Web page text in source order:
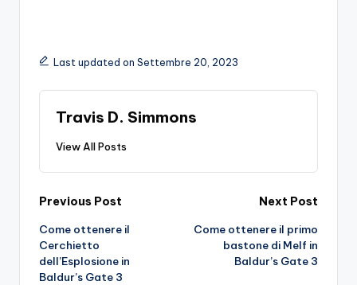
Last updated on Settembre 20, 2023
Travis D. Simmons
View All Posts
Post
navigation
Previous Post
Come ottenere il
Cerchietto
dell’Esplosione in
Baldur’s Gate 3
Next Post
Come ottenere il primo
bastone di Melf in
Baldur’s Gate 3